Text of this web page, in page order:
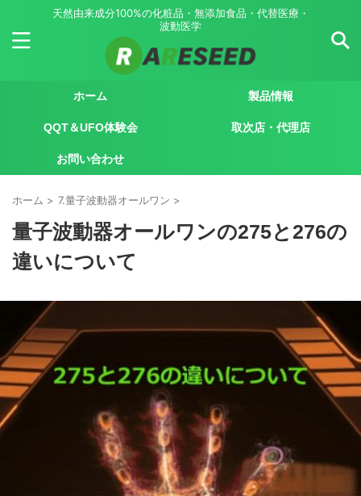
天然由来成分100%の化粧品・無添加食品・代替医療・
波動医学
ホーム 製品情報
QQT＆UFO体験会 取次店・代理店
お問い合わせ
ホーム > 7.量子波動器オールワン >
量子波動器オールワンの275と276の
違いについて